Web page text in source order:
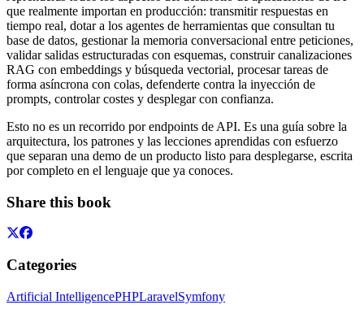
que realmente importan en producción: transmitir respuestas en
tiempo real, dotar a los agentes de herramientas que consultan tu
base de datos, gestionar la memoria conversacional entre peticiones,
validar salidas estructuradas con esquemas, construir canalizaciones
RAG con embeddings y búsqueda vectorial, procesar tareas de
forma asíncrona con colas, defenderte contra la inyección de
prompts, controlar costes y desplegar con confianza.
Esto no es un recorrido por endpoints de API. Es una guía sobre la
arquitectura, los patrones y las lecciones aprendidas con esfuerzo
que separan una demo de un producto listo para desplegarse, escrita
por completo en el lenguaje que ya conoces.
Share this book
Categories
Artificial IntelligencePHPLaravelSymfony